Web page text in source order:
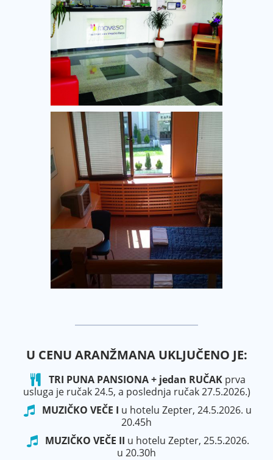
U CENU ARANŽMANAUKLJUČENO JE:
TRI PUNA PANSIONA + jedan RUČAKprva
usluga je ručak 24.5, a poslednja ručak 27.5.2026.)
MUZIČKO VEČE I u hotelu Zepter, 24.5.2026. u
20.45h
MUZIČKO VEČE II u hotelu Zepter, 25.5.2026.
u 20.30h